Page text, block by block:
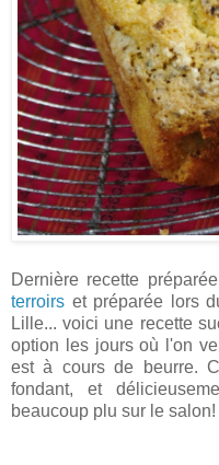
Dernière recette
terroirs et préparée lors
Lille... voici une recette
option les jours où l'on
est à cours de beurre.
fondant, et
beaucoup plu sur le salon!